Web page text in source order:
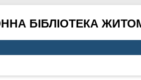
БІБЛІОТЕКА